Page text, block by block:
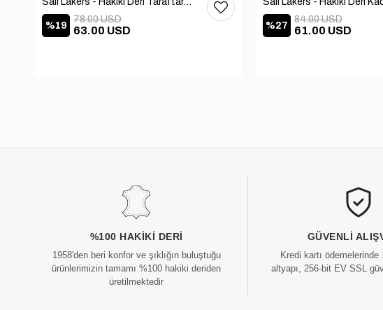
%19 63.00 USD
78.00 USD
%27 61.00 USD
84.00 USD
%100 HAKIKI DERI
1958'den beri konfor ve şıklığın buluştuğu
ürünlerimizin tamamı %100 hakiki deriden
üretilmektedir
GÜVENLI
Kredi kartı ödemelerinde
altyapı, 256-bit EV SSL